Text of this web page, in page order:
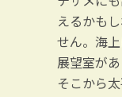
えるかも
せん。海
展望室があ
そこから